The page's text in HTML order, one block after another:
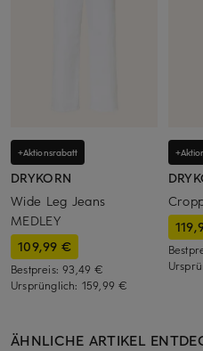
+Aktionsrabatt
DRYKORN
Wide Leg Jeans
MEDLEY
109,99 €
Bestpreis:93,49 €
Ursprünglich: 159,99 €
ÄHNLICHE ARTIKEL